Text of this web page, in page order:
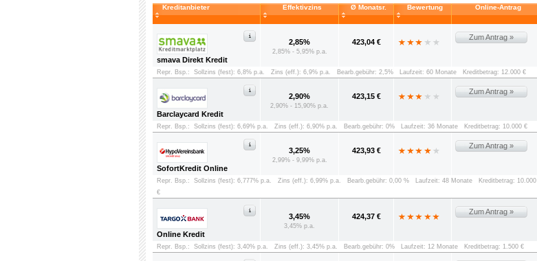
Kreditanbieter Effektivzins Ø Monatsr. Bewertung Online-Antrag
smava Direkt Kredit
2,85%
2,85% - 5,95% p.a.
423,04 €
Zum Antrag »
Repr. Bsp.: Sollzins (fest): 6,8% p.a. Zins (eff.): 6,9% p.a. Bearb.gebühr: 2,5% Laufzeit: 60 Monate Kreditbetrag: 12.000 €
Barclaycard Kredit
2,90%
2,90% - 15,90% p.a.
423,15 €
Zum Antrag »
Repr. Bsp.: Sollzins (fest): 6,69% p.a. Zins (eff.): 6,90% p.a. Bearb.gebühr: 0% Laufzeit: 36 Monate Kreditbetrag: 10.000 €
SofortKredit Online
3,25%
2,99% - 9,99% p.a.
423,93 €
Zum Antrag »
Repr. Bsp.: Sollzins (fest): 6,777% p.a. Zins (eff.): 6,99% p.a. Bearb.gebühr: 0,00 % Laufzeit: 48 Monate
Kreditbetrag: 10.000
€
Online Kredit
3,45%
3,45% p.a.
424,37 €
Zum Antrag »
Repr. Bsp.: Sollzins (fest): 3,40% p.a. Zins (eff.): 3,45% p.a. Bearb.gebühr: 0% Laufzeit: 12 Monate Kreditbetrag: 1.500 €